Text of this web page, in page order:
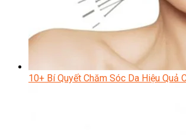
10+ Bí Quyết Chăm Sóc Da Hiệu Quả